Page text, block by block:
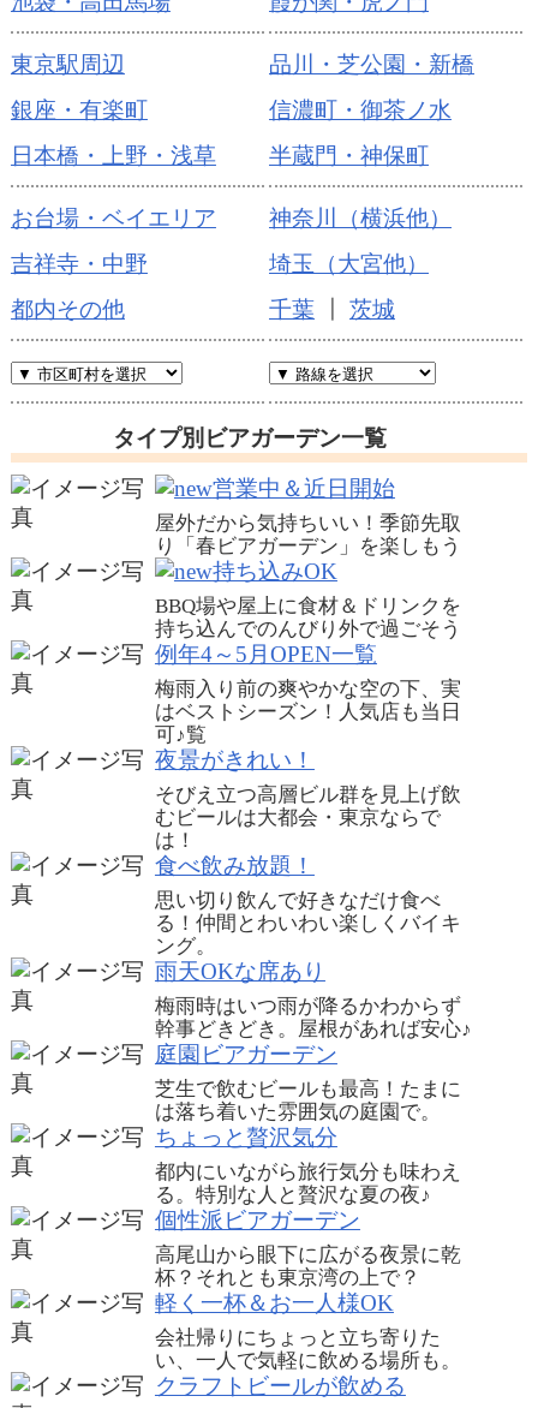
東京駅周辺
銀座・有楽町
日本橋・上野・浅草
品川・芝公園・新橋
信濃町・御茶ノ水
半蔵門・神保町
お台場・ベイエリア
吉祥寺・中野
都内その他
神奈川（横浜他）
埼玉（大宮他）
千葉
茨城
タイプ別ビアガーデン一覧
営業中＆近日開始
屋外だから気持ちいい！季節先取
り「春ビアガーデン」を楽しもう
持ち込みOK
BBQ場や屋上に食材＆ドリンクを
持ち込んでのんびり外で過ごそう
例年4～5月OPEN一覧
梅雨入り前の爽やかな空の下、実
はベストシーズン！人気店も当日
可♪覧
夜景がきれい！
そびえ立つ高層ビル群を見上げ飲
むビールは大都会・東京ならで
は！
食べ飲み放題！
思い切り飲んで好きなだけ食べ
る！仲間とわいわい楽しくバイキ
ング。
雨天OKな席あり
梅雨時はいつ雨が降るかわからず
幹事どきどき。屋根があれば安心♪
庭園ビアガーデン
芝生で飲むビールも最高！たまに
は落ち着いた雰囲気の庭園で。
ちょっと贅沢気分
都内にいながら旅行気分も味わえ
る。特別な人と贅沢な夏の夜♪
個性派ビアガーデン
高尾山から眼下に広がる夜景に乾
杯？それとも東京湾の上で？
軽く一杯＆お一人様OK
会社帰りにちょっと立ち寄りた
い、一人で気軽に飲める場所も。
クラフトビールが飲める